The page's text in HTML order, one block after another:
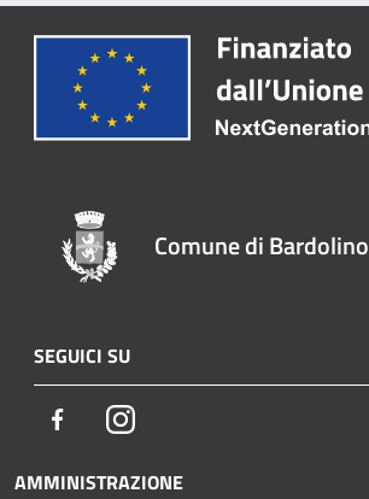
Comune di Bardolino
SEGUICI SU
FacebookInstagram
AMMINISTRAZIONE